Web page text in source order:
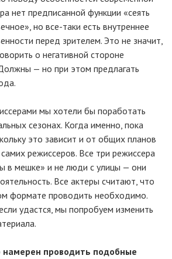
нет предписанной функции «сеять
но все-таки есть внутреннее
перед зрителем. Это не значит,
о негативной стороне
— но при этом предлагать
мы хотели бы поработать
сезонах. Когда именно, пока
это зависит и от общих планов
режиссеров. Все три режиссера
в мешке» и не люди с улицы — они
Все актеры считают, что
формате проводить необходимо.
удастся, мы попробуем изменить
намерен проводить подобные